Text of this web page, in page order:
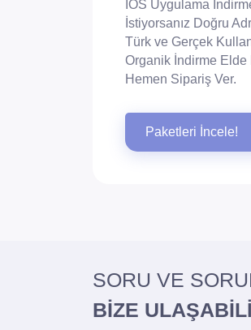
IOS Uygulama
İstiyorsanız Doğru
Türk ve Gerçek
Organik İndirme Elde
Hemen Sipariş Ver.
Paketleri İncele!
SORU VE
BİZE